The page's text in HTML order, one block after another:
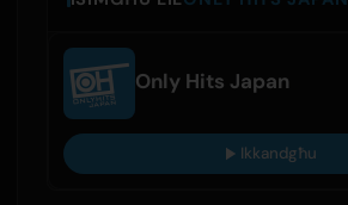
Only Hits Japan
Ikkandgħu